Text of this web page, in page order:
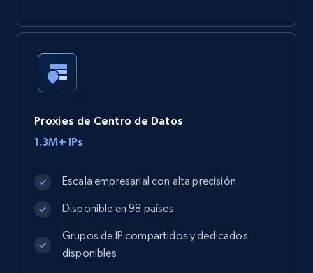
Proxies de Centro de Datos
1.3M+ IPs
Escala empresarial con alta precisión
Disponible en 98 países
Grupos de IP compartidos y dedicados
disponibles